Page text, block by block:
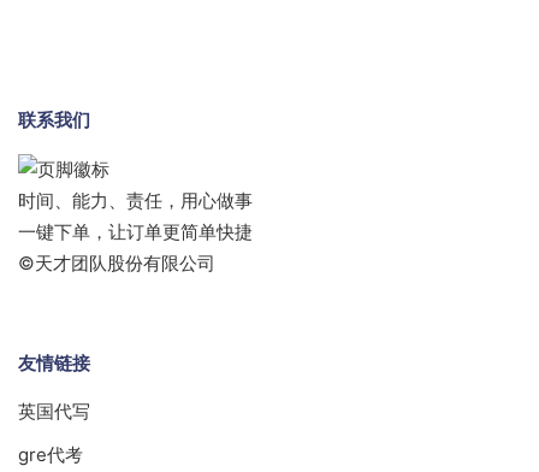
联系我们
时间、能力、责任，用心做事
一键下单，让订单更简单快捷
©天才团队股份有限公司
友情链接
英国代写
gre代考